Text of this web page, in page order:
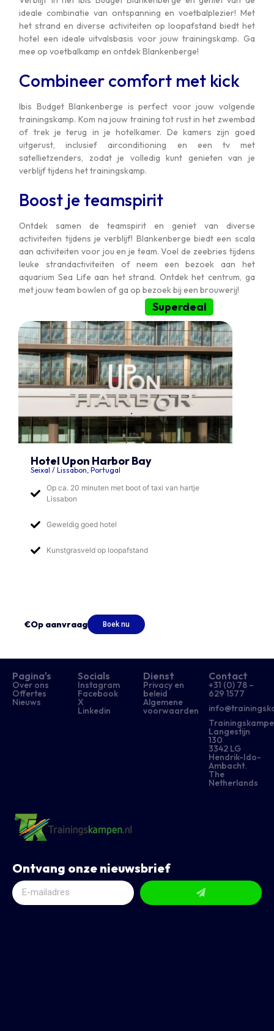
ideale combinatie van ontspanning en voetbalplezier! Met
het strand en diverse activiteiten op loopafstand biedt het
hotel een ideale uitvalsbasis voor jouw trainingskamp. Ga
mee op voetbalkamp en ontdek Blankenberge!
Combineer comfort met kick
Ibis Budget Blankenberge is perfect voor jouw volgende
trainingskamp. Kom na jouw training tot rust in het zwembad
of trek je terug in je hotelkamer. De kamers zijn goed
uitgerust, inclusief airconditioning en een tv met
satellietzenders, zodat je volledig kunt genieten van je
verblijf tijdens het trainingskamp.
Boost je teamspirit
Ontdek samen de teamspirit en geniet van diverse
activiteiten tijdens je verblijf! Blankenberge biedt een scala
aan activiteiten voor jou en je team. Voel de zeebries tijdens
leuke strandactiviteiten of neem een bezoek aan het
aquarium Sea Life aan het strand. Ontdek het centrum, ga
met jouw team bowlen of ga op bezoek bij een brouwerij!
Hotel Upon Harbor Bay
Seixal / Lissabon, Portugal
Superdeal
Op ca. 20 minuten met boot of taxi van hartje
Lissabon
Geweldig goed hotel
Kunstgrasveld op loopafstand
€Op aanvraag Boek nu
Pagina's
Over ons
Offertes
Nieuws
Socials
Instagram
Facebook
X
Linkedin
Dienst
Privacy en
beleid
Algemene
voorwaarden
Contact
+31 (0) 78 –
629 1577​
Langestijn
130
3342 LG
Hendrik-Ido-
Ambacht.
The
Netherlands
Ontvang onze nieuwsbrief